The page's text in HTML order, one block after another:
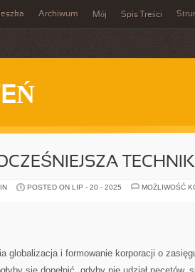
Archiwum Mój Spis Treści
POSTED ON LIP - 20 - 2025
MOŻLIWOŚĆ
globalizacja i formowanie korporacji o